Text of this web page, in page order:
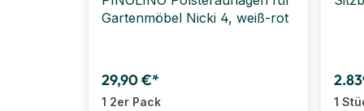
Gartenmöbel Nicki 4, weiß-rot
29,90 €*
1 2er Pack 1